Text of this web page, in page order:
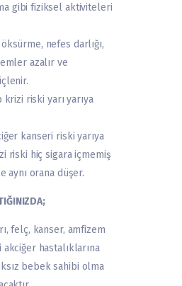
gibi fiziksel aktiviteleri
nefes darlığı,
azalır ve
riski yarı yarıya
kanseri riski yarıya
riski hiç sigara içmemiş
aynı orana düşer.
felç, kanser, amfizem
hastalıklarına
bebek sahibi olma